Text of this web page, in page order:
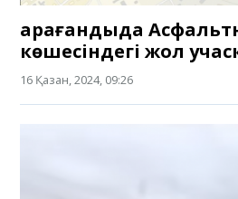
Қарағандыда
көшесіндегі жол
16 Қазан, 2024, 09:26